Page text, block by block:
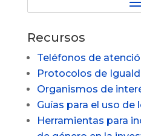
Recursos
Teléfonos de
Protocolos de
Organismos de
Guías para el uso de
Herramientas para